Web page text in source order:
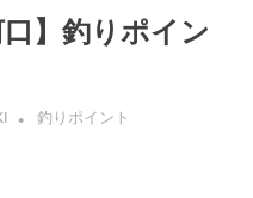
】釣りポイン
釣りポイント